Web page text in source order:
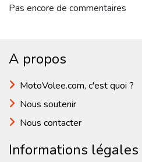
Pas encore de commentaires
A propos
MotoVolee.com, c'est quoi ?
Nous soutenir
Nous contacter
Informations légales